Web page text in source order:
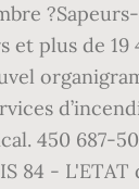
et plus de
450 687-
84 -